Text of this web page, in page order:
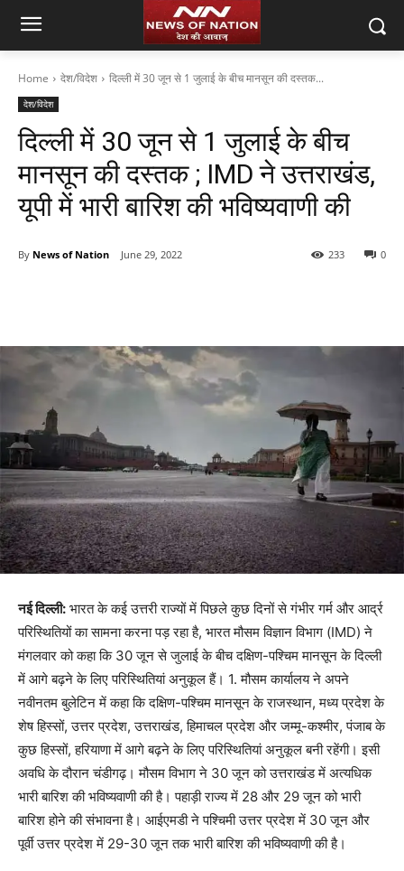
Home देश/विदेश दिल्ली में 30 जून से 1 जुलाई के बीच मानसून की दस्तक...
देश/विदेश
दिल्ली में 30 जून से 1 जुलाई के बीच
मानसून की दस्तक ; IMD ने उत्तराखंड,
यूपी में भारी बारिश की भविष्यवाणी की
By News of Nation June 29, 2022 0
233
नई दिल्ली: भारत के कई उत्तरी राज्यों में पिछले कुछ दिनों से गंभीर गर्म और आर्द्र
परिस्थितियों का सामना करना पड़ रहा है, भारत मौसम विज्ञान विभाग (IMD) ने
मंगलवार को कहा कि 30 जून से जुलाई के बीच दक्षिण-पश्चिम मानसून के दिल्ली
में आगे बढ़ने के लिए परिस्थितियां अनुकूल हैं। 1. मौसम कार्यालय ने अपने
नवीनतम बुलेटिन में कहा कि दक्षिण-पश्चिम मानसून के राजस्थान, मध्य प्रदेश के
शेष हिस्सों, उत्तर प्रदेश, उत्तराखंड, हिमाचल प्रदेश और जम्मू-कश्मीर, पंजाब के
कुछ हिस्सों, हरियाणा में आगे बढ़ने के लिए परिस्थितियां अनुकूल बनी रहेंगी। इसी
अवधि के दौरान चंडीगढ़। मौसम विभाग ने 30 जून को उत्तराखंड में अत्यधिक
भारी बारिश की भविष्यवाणी की है। पहाड़ी राज्य में 28 और 29 जून को भारी
बारिश होने की संभावना है। आईएमडी ने पश्चिमी उत्तर प्रदेश में 30 जून और
पूर्वी उत्तर प्रदेश में 29-30 जून तक भारी बारिश की भविष्यवाणी की है।